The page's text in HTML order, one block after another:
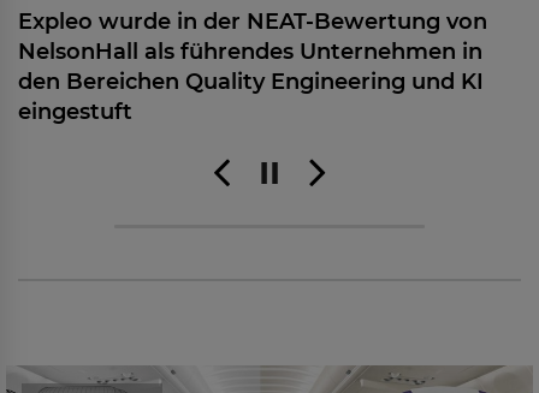
Expleo wurde in der NEAT-Bewertung von
NelsonHall als führendes Unternehmen in
den Bereichen Quality Engineering und KI
eingestuft
Expleo und Stirling Dynamics präsentieren End-to-